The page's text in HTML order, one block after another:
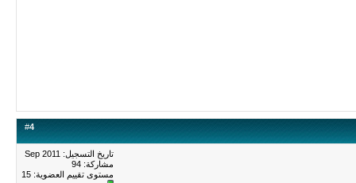
#4
تاريخ التسجيل: Sep 2011
مشاركة: 94
مستوى تقييم العضوية: 15